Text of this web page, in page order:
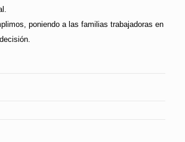
poniendo a las familias trabajadoras en